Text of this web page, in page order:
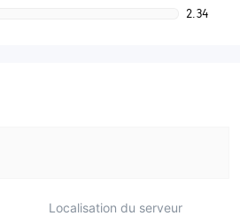
2.34
Localisation du serveur